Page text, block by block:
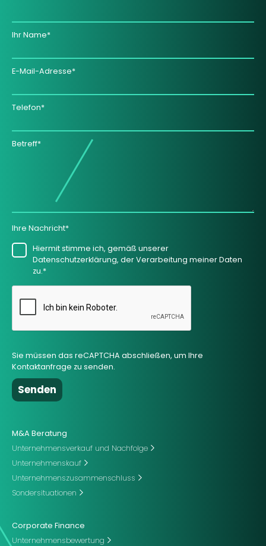
Ihr Name*
E-Mail-Adresse*
Telefon*
Betreff*
Ihre Nachricht*
Hiermit stimme ich, gemäß unserer
Datenschutzerklärung, der Verarbeitung meiner Daten
zu.*
Sie müssen das reCAPTCHA abschließen, um Ihre
Kontaktanfrage zu senden.
M&A Beratung
Unternehmensverkauf und Nachfolge
Unternehmenskauf
Unternehmenszusammenschluss
Sondersituationen
Corporate Finance
Unternehmensbewertung